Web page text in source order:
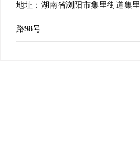
地址：湖南省浏阳市集里街道集里
路98号